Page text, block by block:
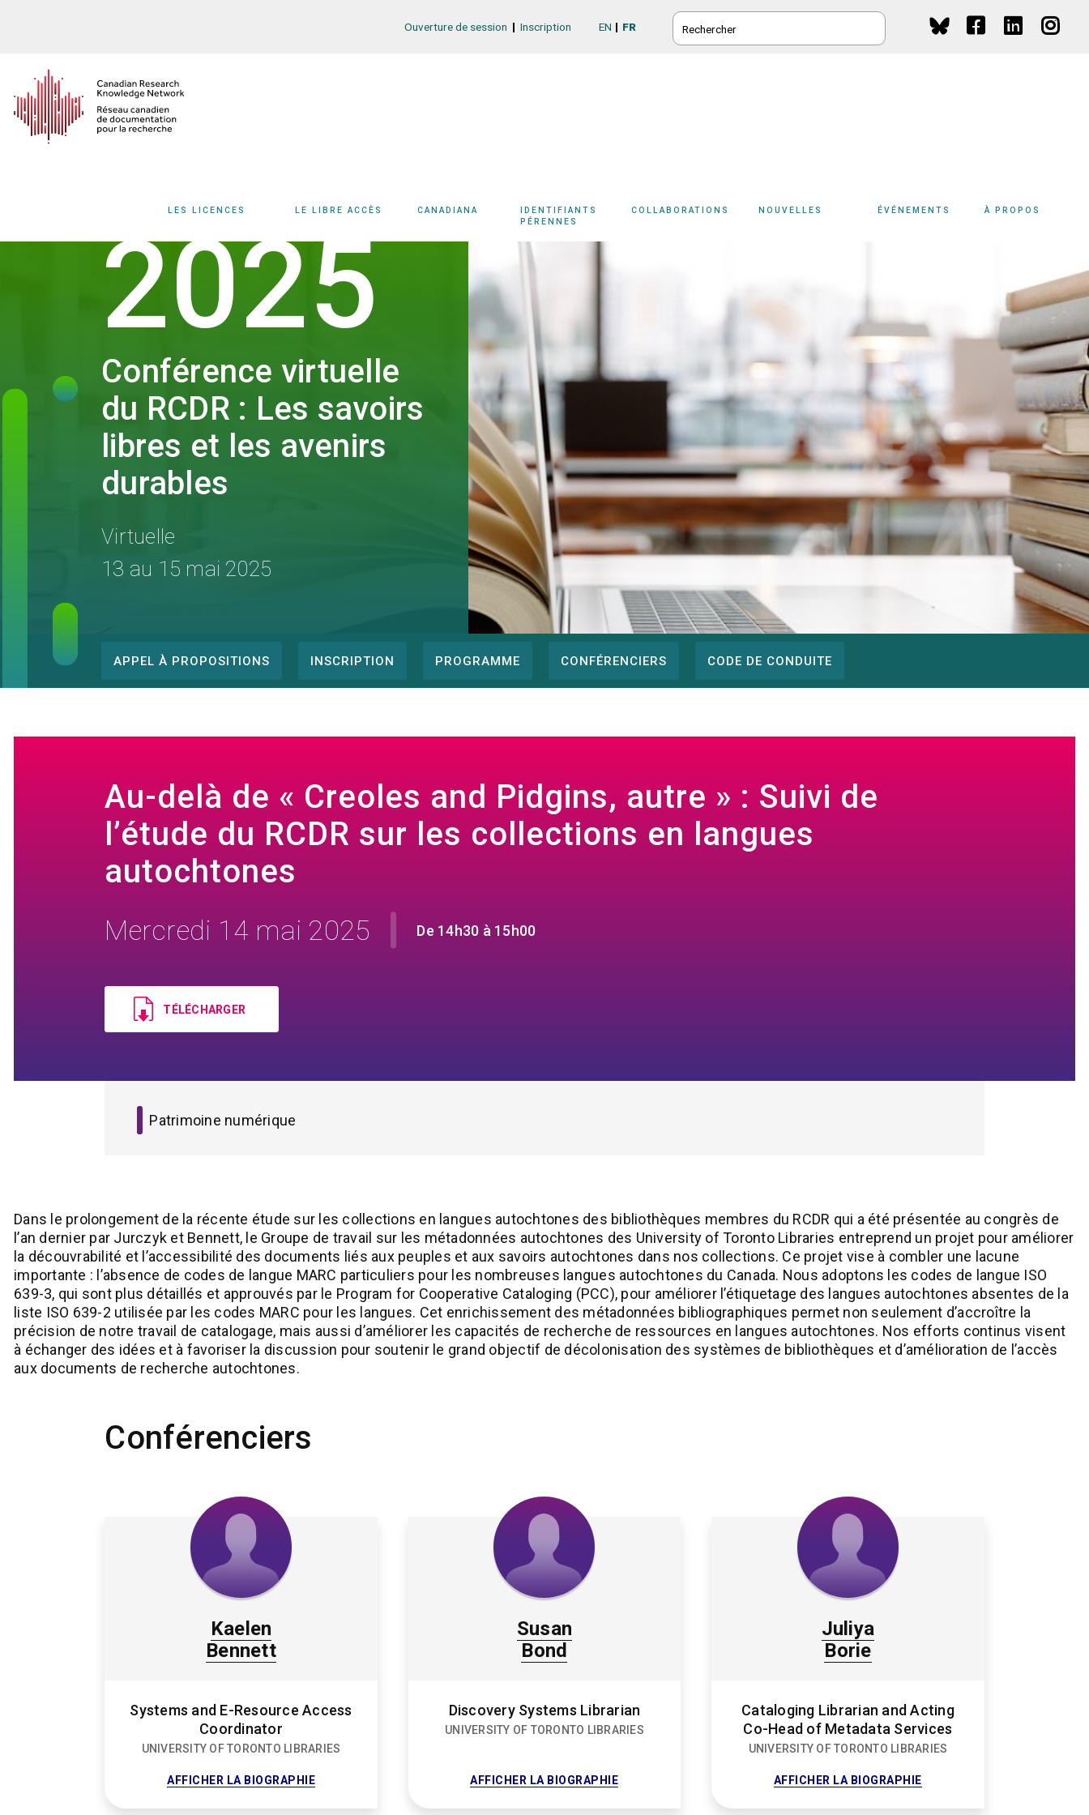
principal
RECHERCHER
EN FR
Ouverture de session Inscription
LES LICENCES LE LIBRE ACCÈS CANADIANA
IDENTIFIANTS
PÉRENNES
COLLABORATIONS NOUVELLES ÉVÉNEMENTS À PROPOS
2025
Conférence virtuelle
du RCDR : Les savoirs
libres et les avenirs
durables
Virtuelle
13 au 15 mai 2025
Conference
menu
APPEL À PROPOSITIONS INSCRIPTION PROGRAMME CONFÉRENCIERS CODE DE CONDUITE
Au-delà de « Creoles and Pidgins, autre » : Suivi de
l’étude du RCDR sur les collections en langues
autochtones
Mercredi 14 mai 2025 De 14h30 à 15h00
Document
TÉLÉCHARGER
Patrimoine numérique
Dans le prolongement de la récente étude sur les collections en langues autochtones des bibliothèques membres du RCDR qui a été présentée au congrès de
l’an dernier par Jurczyk et Bennett, le Groupe de travail sur les métadonnées autochtones des University of Toronto Libraries entreprend un projet pour améliorer
la découvrabilité et l’accessibilité des documents liés aux peuples et aux savoirs autochtones dans nos collections. Ce projet vise à combler une lacune
importante : l’absence de codes de langue MARC particuliers pour les nombreuses langues autochtones du Canada. Nous adoptons les codes de langue ISO
639-3, qui sont plus détaillés et approuvés par le Program for Cooperative Cataloging (PCC), pour améliorer l’étiquetage des langues autochtones absentes de la
liste ISO 639-2 utilisée par les codes MARC pour les langues. Cet enrichissement des métadonnées bibliographiques permet non seulement d’accroître la
précision de notre travail de catalogage, mais aussi d’améliorer les capacités de recherche de ressources en langues autochtones. Nos efforts continus visent
à échanger des idées et à favoriser la discussion pour soutenir le grand objectif de décolonisation des systèmes de bibliothèques et d’amélioration de l’accès
aux documents de recherche autochtones.
Conférenciers
Kaelen
Bennett
Systems and E-Resource Access
Coordinator
UNIVERSITY OF TORONTO LIBRARIES
AFFICHER LA BIOGRAPHIE
Susan
Bond
Discovery Systems Librarian
UNIVERSITY OF TORONTO LIBRARIES
AFFICHER LA BIOGRAPHIE
Juliya
Borie
Cataloging Librarian and Acting
Co-Head of Metadata Services
UNIVERSITY OF TORONTO LIBRARIES
AFFICHER LA BIOGRAPHIE